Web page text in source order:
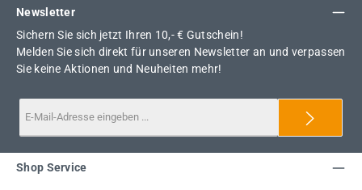
Newsletter
Sichern Sie sich jetzt Ihren 10,- € Gutschein!
Melden Sie sich direkt für unseren Newsletter an und verpassen
Sie keine Aktionen und Neuheiten mehr!
Shop Service